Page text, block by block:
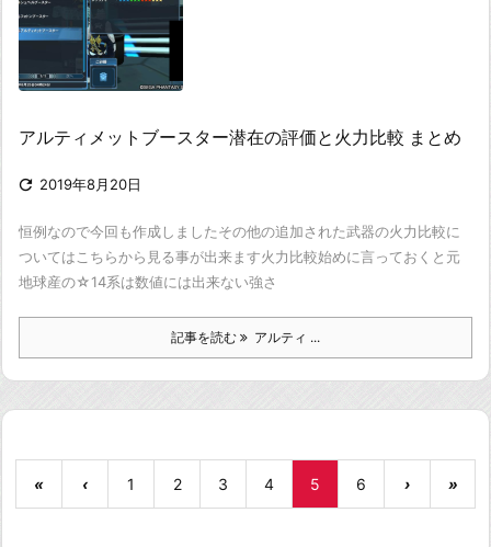
アルティメットブースター潜在の評価と火力比較 まとめ
 2019年8月20日
恒例なので今回も作成しましたその他の追加された武器の火力比較に
ついてはこちらから見る事が出来ます火力比較始めに言っておくと元
地球産の☆14系は数値には出来ない強さ
記事を読む アルティ ...
« ‹ 1 2 3 4 5 6 › »